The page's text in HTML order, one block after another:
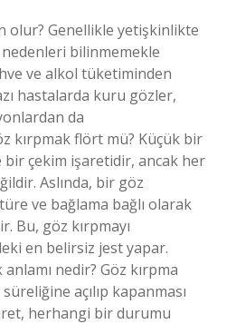
olur? Genellikle yetişkinlikte
bilinmemekle
ve alkol tüketiminden
hastalarda kuru gözler,
da
kırpmak flört mü? Küçük bir
bir çekim işaretidir, ancak her
Aslında, bir göz
ve bağlama bağlı olarak
Bu, göz kırpmayı
en belirsiz jest yapar.
nedir? Göz kırpma
açılıp kapanması
herhangi bir durumu